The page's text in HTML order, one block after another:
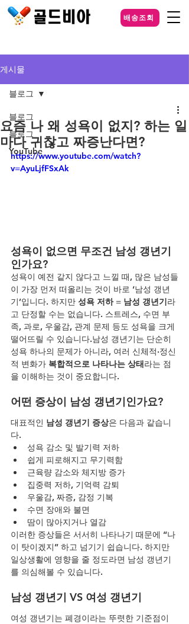
배송조회
게시물
블로그
블로그
YouTube
블로그
요즘 나 왜 성욕이 없지? 하는 일
마다 귀찮고 짜증난다면?
https://www.youtube.com/watch?
v=AyuLjfFSxAk
성욕이 없으면 무조건 남성 갱년기
인가요?
성욕이 예전 같지 않다고 느낄 때, 많은 남성들
이 가장 먼저 떠올리는 것이 바로 ‘남성 갱년
기’입니다. 하지만 성욕 저하 = 남성 갱년기라
고 단정할 수는 없습니다. 스트레스, 수면 부
족, 과로, 우울감, 관계 문제 등도 성욕을 크게
떨어뜨릴 수 있습니다.남성 갱년기는 단순히
성욕 하나의 문제가 아니라, 여러 신체적·정신
적 변화가 복합적으로 나타나는 상태라는 점
을 이해하는 것이 중요합니다.
어떤 증상이 남성 갱년기인가요?
대표적인 남성 갱년기 증상은 다음과 같습니
다.
성욕 감소 및 발기력 저하
쉽게 피로해지고 무기력함
근육량 감소와 체지방 증가
집중력 저하, 기억력 감퇴
우울감, 짜증, 감정 기복
수면 장애와 불면
땀이 많아지거나 열감
이러한 증상들은 서서히 나타나기 때문에 “나
이 탓이겠지” 하고 넘기기 쉽습니다. 하지만
일상생활에 영향을 줄 정도라면 남성 갱년기
를 의심해볼 수 있습니다.
남성 갱년기 VS 여성 갱년기
여성 갱년기는 폐경이라는 뚜렷한 기준점이